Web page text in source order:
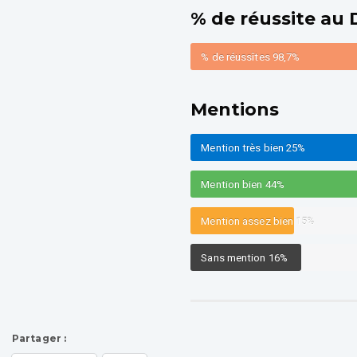
% de réussite au
% de réussîtes 98,7%
Mentions
Mention très bien25%
Mention bien 44%
Mention assez bien 15%
Sans mention 16%
Partager :